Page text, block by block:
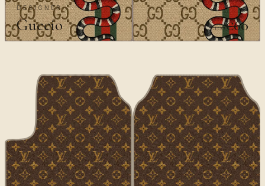
DESIGNER
Guccio €100€60